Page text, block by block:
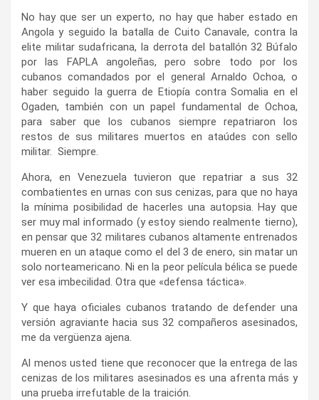
No hay que ser un experto, no hay que haber estado en
Angola y seguido la batalla de Cuito Canavale, contra la
elite militar sudafricana, la derrota del batallón 32 Búfalo
por las FAPLA angoleñas, pero sobre todo por los
cubanos comandados por el general Arnaldo Ochoa, o
haber seguido la guerra de Etiopía contra Somalia en el
Ogaden, también con un papel fundamental de Ochoa,
para saber que los cubanos siempre repatriaron los
restos de sus militares muertos en ataúdes con sello
militar. Siempre.
Ahora, en Venezuela tuvieron que repatriar a sus 32
combatientes en urnas con sus cenizas, para que no haya
la mínima posibilidad de hacerles una autopsia. Hay que
ser muy mal informado (y estoy siendo realmente tierno),
en pensar que 32 militares cubanos altamente entrenados
mueren en un ataque como el del 3 de enero, sin matar un
solo norteamericano. Ni en la peor película bélica se puede
ver esa imbecilidad. Otra que «defensa táctica».
Y que haya oficiales cubanos tratando de defender una
versión agraviante hacia sus 32 compañeros asesinados,
me da vergüenza ajena.
Al menos usted tiene que reconocer que la entrega de las
cenizas de los militares asesinados es una afrenta más y
una prueba irrefutable de la traición.